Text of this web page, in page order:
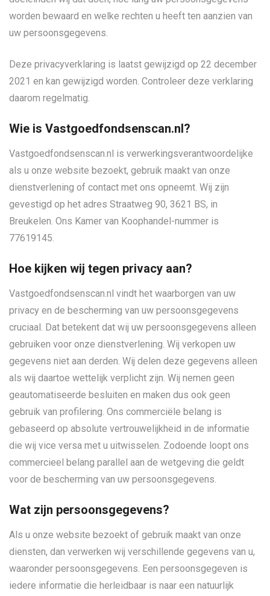
worden bewaard en welke rechten u heeft ten aanzien van
uw persoonsgegevens.
Deze privacyverklaring is laatst gewijzigd op 22 december
2021 en kan gewijzigd worden. Controleer deze verklaring
daarom regelmatig.
Wie is Vastgoedfondsenscan.nl?
Vastgoedfondsenscan.nl is verwerkingsverantwoordelijke
als u onze website bezoekt, gebruik maakt van onze
dienstverlening of contact met ons opneemt. Wij zijn
gevestigd op het adres Straatweg 90, 3621 BS, in
Breukelen. Ons Kamer van Koophandel-nummer is
77619145.
Hoe kijken wij tegen privacy aan?
Vastgoedfondsenscan.nl vindt het waarborgen van uw
privacy en de bescherming van uw persoonsgegevens
cruciaal. Dat betekent dat wij uw persoonsgegevens alleen
gebruiken voor onze dienstverlening. Wij verkopen uw
gegevens niet aan derden. Wij delen deze gegevens alleen
als wij daartoe wettelijk verplicht zijn. Wij nemen geen
geautomatiseerde besluiten en maken dus ook geen
gebruik van profilering. Ons commerciële belang is
gebaseerd op absolute vertrouwelijkheid in de informatie
die wij vice versa met u uitwisselen. Zodoende loopt ons
commercieel belang parallel aan de wetgeving die geldt
voor de bescherming van uw persoonsgegevens.
Wat zijn persoonsgegevens?
Als u onze website bezoekt of gebruik maakt van onze
diensten, dan verwerken wij verschillende gegevens van u,
waaronder persoonsgegevens. Een persoonsgegeven is
iedere informatie die herleidbaar is naar een natuurlijk